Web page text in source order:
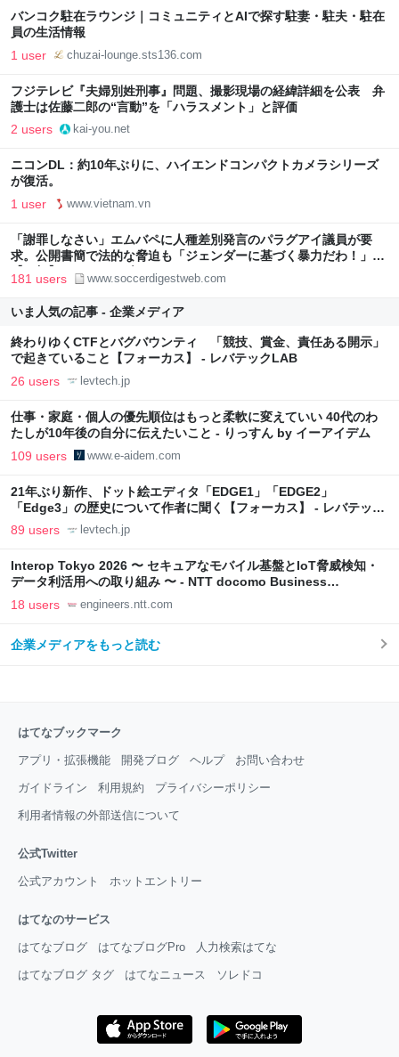
バンコク駐在ラウンジ｜コミュニティとAIで探す駐妻・駐夫・駐在
員の生活情報
1 user chuzai-lounge.sts136.com
フジテレビ『夫婦別姓刑事』問題、撮影現場の経緯詳細を公表 弁
護士は佐藤二郎の“言動”を「ハラスメント」と評価
2 users kai-you.net
ニコンDL：約10年ぶりに、ハイエンドコンパクトカメラシリーズ
が復活。
1 user www.vietnam.vn
「謝罪しなさい」エムバペに人種差別発言のパラグアイ議員が要
求。公開書簡で法的な脅迫も「ジェンダーに基づく暴力だわ！」
【Ｗ杯】 | サッカーダイジェストWeb
181 users www.soccerdigestweb.com
いま人気の記事 - 企業メディア
終わりゆくCTFとバグバウンティ 「競技、賞金、責任ある開示」
で起きていること【フォーカス】 - レバテックLAB
26 users levtech.jp
仕事・家庭・個人の優先順位はもっと柔軟に変えていい 40代のわ
たしが10年後の自分に伝えたいこと - りっすん by イーアイデム
109 users www.e-aidem.com
21年ぶり新作、ドット絵エディタ「EDGE1」「EDGE2」
「Edge3」の歴史について作者に聞く【フォーカス】 - レバテック
LAB
89 users levtech.jp
Interop Tokyo 2026 〜 セキュアなモバイル基盤とIoT脅威検知・
データ利活用への取り組み 〜 - NTT docomo Business
Engineers' Blog
18 users engineers.ntt.com
企業メディアをもっと読む
はてなブックマーク
アプリ・拡張機能 開発ブログ ヘルプ お問い合わせ
ガイドライン 利用規約 プライバシーポリシー
利用者情報の外部送信について
公式Twitter
公式アカウント ホットエントリー
はてなのサービス
はてなブログ はてなブログPro 人力検索はてな
はてなブログ タグ はてなニュース ソレドコ